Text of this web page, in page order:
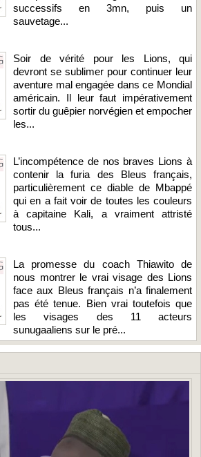
successifs en 3mn, puis un
sauvetage...
Soir de vérité pour les Lions, qui
devront se sublimer pour continuer leur
aventure mal engagée dans ce Mondial
américain. Il leur faut impérativement
sortir du guêpier norvégien et empocher
les...
L’incompétence de nos braves Lions à
contenir la furia des Bleus français,
particulièrement ce diable de Mbappé
qui en a fait voir de toutes les couleurs
à capitaine Kali, a vraiment attristé
tous...
La promesse du coach Thiawito de
nous montrer le vrai visage des Lions
face aux Bleus français n’a finalement
pas été tenue. Bien vrai toutefois que
les visages des 11 acteurs
sunugaaliens sur le pré...